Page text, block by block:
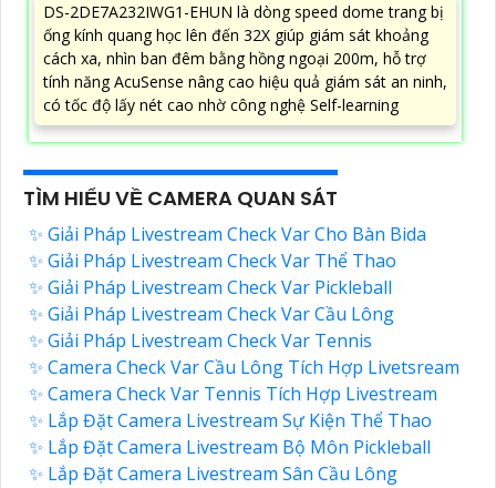
DS-2DE7A232IWG1-EHUN là dòng speed dome trang bị
ống kính quang học lên đến 32X giúp giám sát khoảng
cách xa, nhìn ban đêm bằng hồng ngoại 200m, hỗ trợ
tính năng AcuSense nâng cao hiệu quả giám sát an ninh,
có tốc độ lấy nét cao nhờ công nghệ Self-learning
TÌM HIỂU VỀ CAMERA QUAN SÁT
✨ Giải Pháp Livestream Check Var Cho Bàn Bida
✨ Giải Pháp Livestream Check Var Thể Thao
✨ Giải Pháp Livestream Check Var Pickleball
✨ Giải Pháp Livestream Check Var Cầu Lông
✨ Giải Pháp Livestream Check Var Tennis
✨ Camera Check Var Cầu Lông Tích Hợp Livetsream
✨ Camera Check Var Tennis Tích Hợp Livestream
✨ Lắp Đặt Camera Livestream Sự Kiện Thể Thao
✨ Lắp Đặt Camera Livestream Bộ Môn Pickleball
✨ Lắp Đặt Camera Livestream Sân Cầu Lông